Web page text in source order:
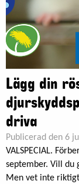
Lägg din
driva
Publicerad den 6
VALSPECIAL.
september. Vill du
Men vet inte